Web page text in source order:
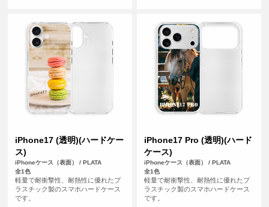
iPhone17 (透明)(ハードケー
ス)
iPhoneケース（表面） / PLATA
全1色
軽量で耐衝撃性、耐熱性に優れたプ
ラスチック製のスマホハードケース
です。
iPhone17 Pro (透明)(ハード
ケース)
iPhoneケース（表面） / PLATA
全1色
軽量で耐衝撃性、耐熱性に優れたプ
ラスチック製のスマホハードケース
です。